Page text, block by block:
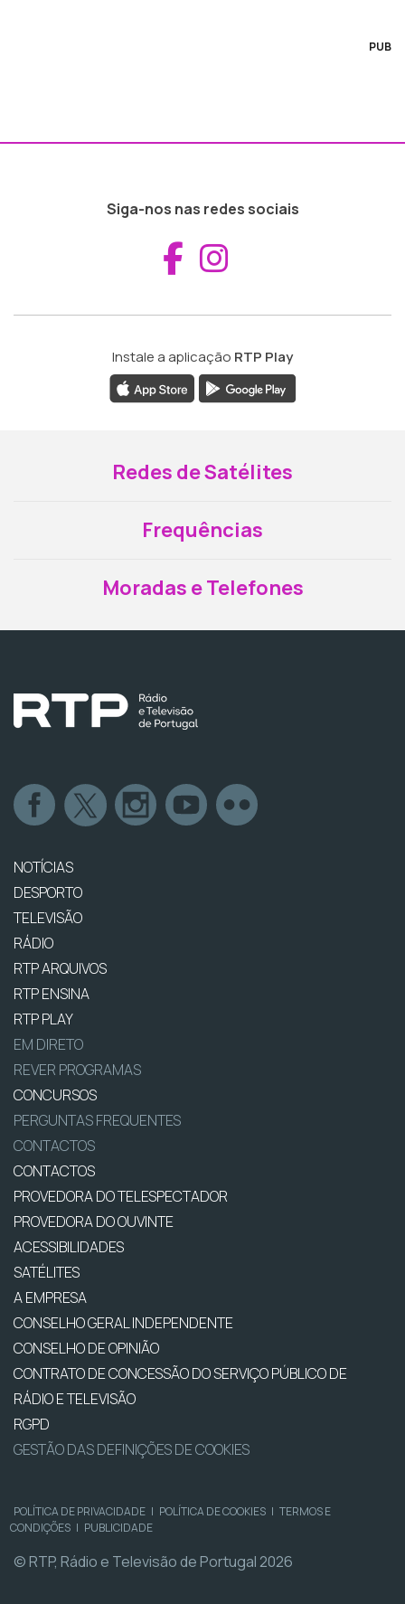
PUB
Siga-nos nas redes sociais
Aceder ao
Instale a aplicação RTP Play
Redes de Satélites
Frequências
Moradas e Telefones
NOTÍCIAS
DESPORTO
TELEVISÃO
RÁDIO
RTP ARQUIVOS
RTP ENSINA
RTP PLAY
EM DIRETO
REVER PROGRAMAS
CONCURSOS
PERGUNTAS FREQUENTES
CONTACTOS
CONTACTOS
PROVEDORA DO TELESPECTADOR
PROVEDORA DO OUVINTE
ACESSIBILIDADES
SATÉLITES
A EMPRESA
CONSELHO GERAL INDEPENDENTE
CONSELHO DE OPINIÃO
CONTRATO DE CONCESSÃO DO SERVIÇO PÚBLICO DE
RÁDIO E TELEVISÃO
RGPD
GESTÃO DAS DEFINIÇÕES DE COOKIES
POLÍTICA DE PRIVACIDADE | POLÍTICA DE COOKIES | TERMOS E
CONDIÇÕES | PUBLICIDADE
© RTP, Rádio e Televisão de Portugal 2026